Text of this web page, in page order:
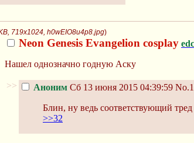
719x1024, h0wEIO8u4p8.jpg)
Neon Genesis Evangelion cosplay
Нашел однозначно годную Аску
>> Аноним Сб 13 июня 2015 04:39:59
Блин, ну ведь соответствующий
>>32